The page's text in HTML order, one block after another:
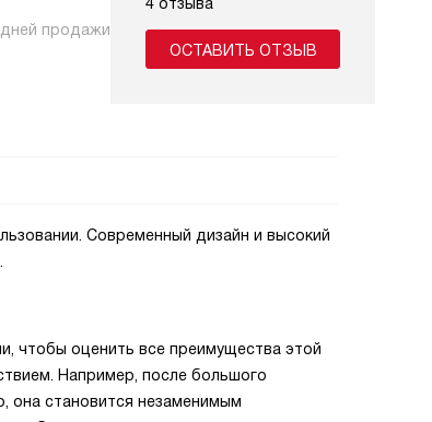
продажи
ОСТАВИТЬ ОТЗЫВ
Современный дизайн и высокий
чтобы оценить все преимущества этой
Например, после большого
она становится незаменимым